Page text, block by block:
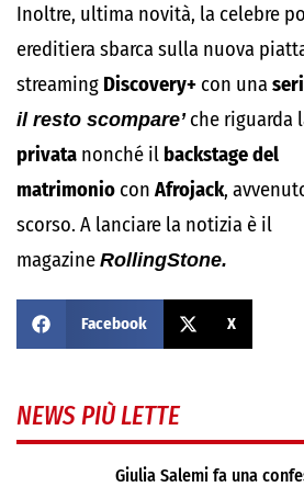
Inoltre, ultima novità, la celebre
ereditiera sbarca sulla nuova
streaming Discovery+ con una
il resto scompare’che riguarda
privata nonché il backstage del
matrimonio con Afrojack,
scorso. A lanciare la notizia è il
magazineRollingStone.
Facebook X
NEWS PIÙ LETTE
Giulia Salemi fa una